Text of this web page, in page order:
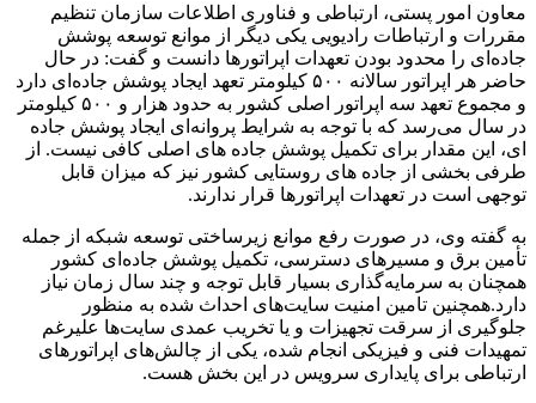
معاون امور پستی، ارتباطی و فناوری اطلاعات سازمان تنظیم
مقررات و ارتباطات رادیویی یکی دیگر از موانع توسعه پوشش
جاده‌ای را محدود بودن تعهدات اپراتورها دانست و گفت: در حال
حاضر هر اپراتور سالانه ۵۰۰ کیلومتر تعهد ایجاد پوشش جاده‌ای دارد
و مجموع تعهد سه اپراتور اصلی کشور به حدود هزار و ۵۰۰ کیلومتر
در سال می‌رسد که با توجه به شرایط پروانه‌ای ایجاد پوشش جاده
ای، این مقدار برای تکمیل پوشش جاده های اصلی کافی نیست. از
طرفی بخشی از جاده های روستایی کشور نیز که میزان قابل
توجهی است در تعهدات اپراتورها قرار ندارند.
به گفته وی، در صورت رفع موانع زیرساختی توسعه شبکه از جمله
تأمین برق و مسیرهای دسترسی، تکمیل پوشش جاده‌ای کشور
همچنان به سرمایه‌گذاری بسیار قابل توجه و چند سال زمان نیاز
دارد.همچنین تامین امنیت سایت‌های احداث شده به منظور
جلوگیری از سرقت تجهیزات و یا تخریب عمدی سایت‌ها علیرغم
تمهیدات فنی و فیزیکی انجام شده، یکی از چالش‌های اپراتورهای
ارتباطی برای پایداری سرویس در این بخش هست.